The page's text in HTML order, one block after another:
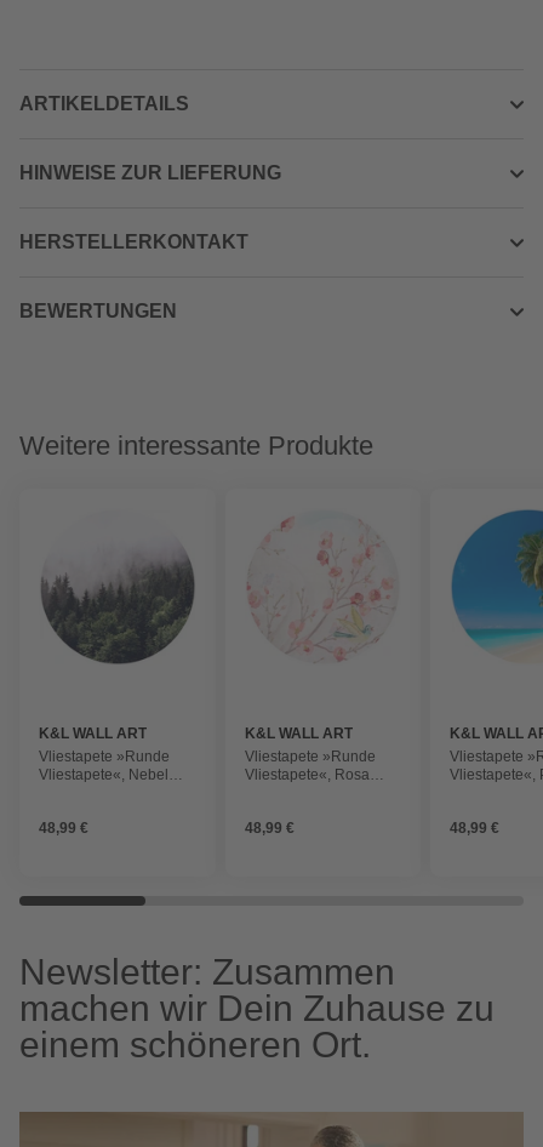
ARTIKELDETAILS
HINWEISE ZUR LIEFERUNG
HERSTELLERKONTAKT
BEWERTUNGEN
Weitere interessante Produkte
K&L WALL ART
Vliestapete »Runde
Vliestapete«, Nebel
48,99 €
K&L WALL ART
Vliestapete »Runde
Vliestapete«, Rosa
matt
48,99 €
K&L WALL
Vliestapete
Vliestapete«,
48,99 €
Newsletter: Zusammen
machen wir Dein Zuhause zu
einem schöneren Ort.